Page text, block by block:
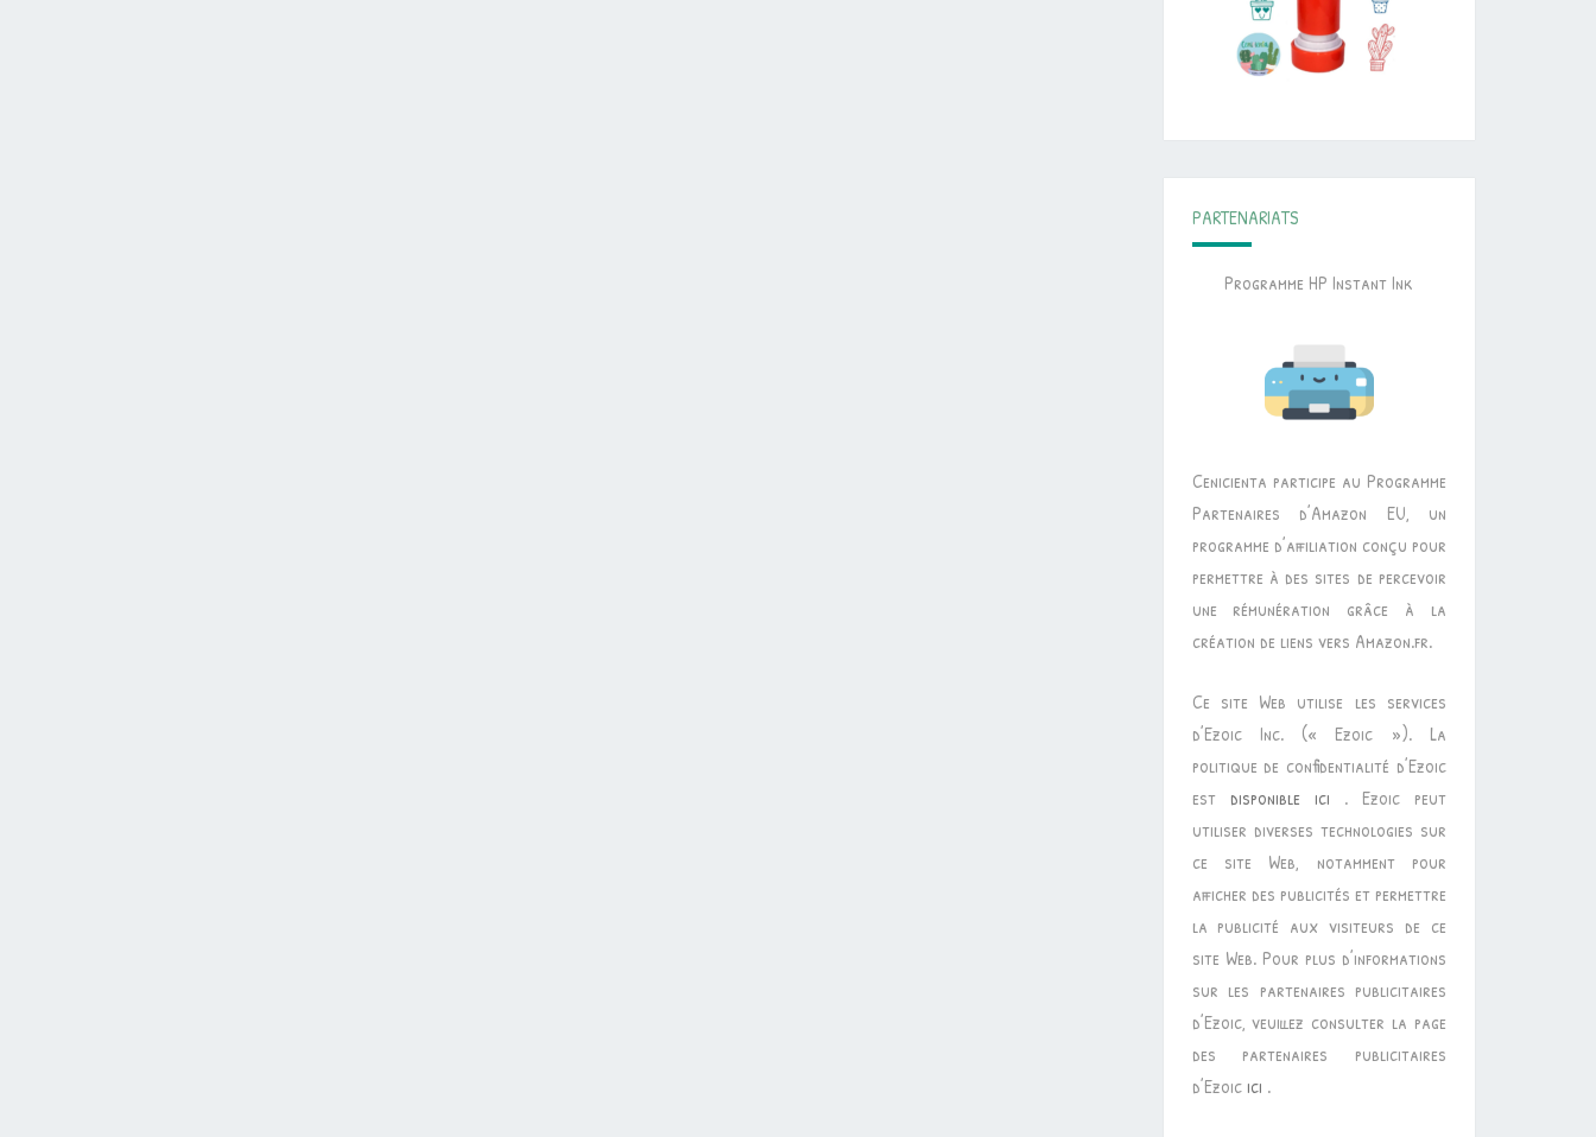
PARTENARIATS
Programme HP Instant Ink
Cenicienta participe au Programme
Partenaires d’Amazon EU, un
programme d’affiliation conçu pour
permettre à des sites de percevoir
une rémunération grâce à la
création de liens vers Amazon.fr.
Ce site Web utilise les services
d’Ezoic Inc. (« Ezoic »). La
politique de confidentialité d’Ezoic
est disponible ici . Ezoic peut
utiliser diverses technologies sur
ce site Web, notamment pour
afficher des publicités et permettre
la publicité aux visiteurs de ce
site Web. Pour plus d’informations
sur les partenaires publicitaires
d’Ezoic, veuillez consulter la page
des partenaires publicitaires
d’Ezoic ici .